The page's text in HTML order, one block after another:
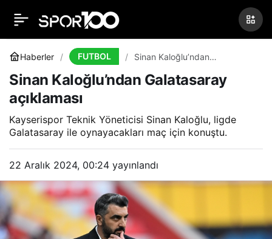
Haberler FUTBOL
Sinan Kaloğlu’ndan
Sinan Kaloğlu’ndan Galatasaray
açıklaması
Kayserispor Teknik Yöneticisi Sinan Kaloğlu, ligde
Galatasaray ile oynayacakları maç için konuştu.
22 Aralık 2024, 00:24 yayınlandı
Trabzonspor’da Ozan
Tufan kararı
Paylaş